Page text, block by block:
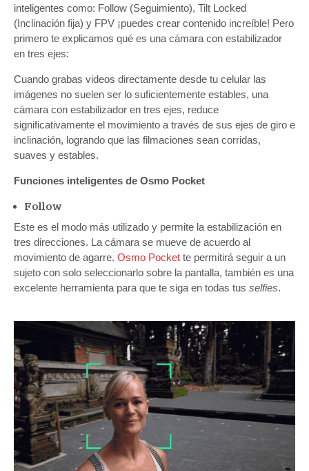
inteligentes como: Follow (Seguimiento), Tilt Locked
(Inclinación fija) y FPV ¡puedes crear contenido increíble! Pero
primero te explicamos qué es una cámara con estabilizador
en tres ejes:
Cuando grabas videos directamente desde tu celular las
imágenes no suelen ser lo suficientemente estables, una
cámara con estabilizador en tres ejes, reduce
significativamente el movimiento a través de sus ejes de giro e
inclinación, logrando que las filmaciones sean corridas,
suaves y estables.
Funciones inteligentes de Osmo Pocket
Follow
Este es el modo más utilizado y permite la estabilización en
tres direcciones. La cámara se mueve de acuerdo al
movimiento de agarre. Osmo Pocket te permitirá seguir a un
sujeto con solo seleccionarlo sobre la pantalla, también es una
excelente herramienta para que te siga en todas tus selfies.